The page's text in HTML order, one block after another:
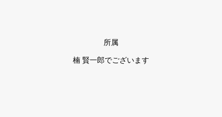
所属
楠 賢一郎でございます